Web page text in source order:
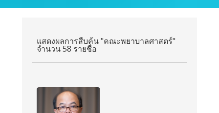
แสดงผลการสืบค้น "คณะพยาบาลศาสตร์"
จำนวน 58 รายชื่อ